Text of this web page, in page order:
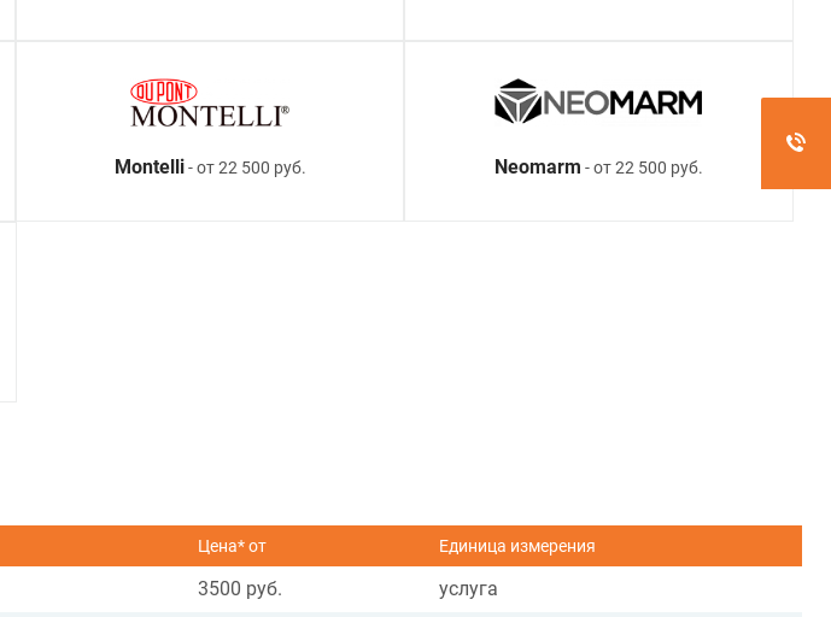
Montelli- от 22 500 руб. Neomarm - от 22 500 руб.
Цена* от Единица измерения
3500 руб.
услуга